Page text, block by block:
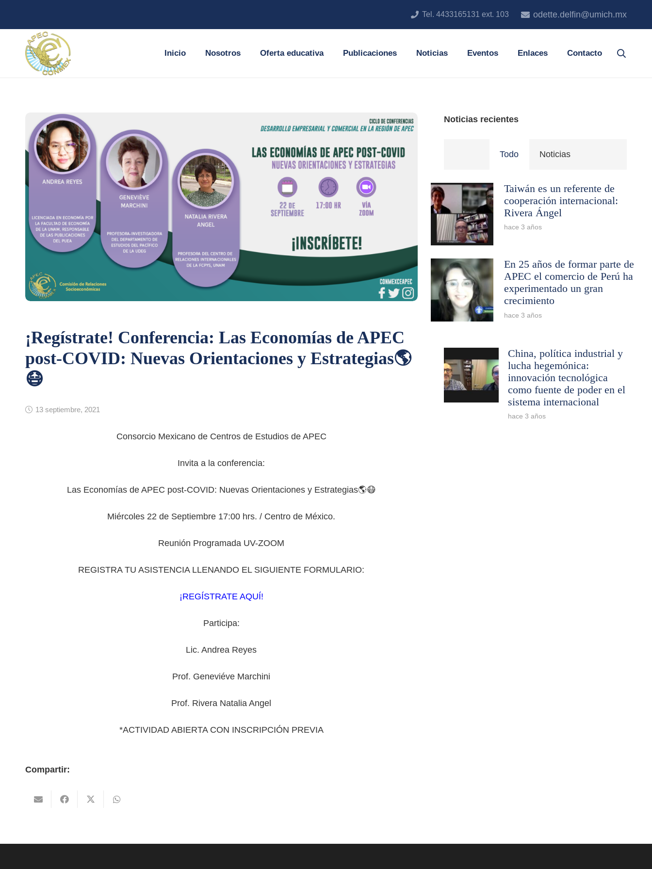
Tel. 4433165131 ext. 103 odette.delfin@umich.mx
Inicio Nosotros Oferta educativa Publicaciones Noticias Eventos Enlaces Contacto
¡Regístrate! Conferencia: Las Economías de APEC
post-COVID: Nuevas Orientaciones y Estrategias🌎
😷
13 septiembre, 2021
Consorcio Mexicano de Centros de Estudios de APEC
Invita a la conferencia:
Las Economías de APEC post-COVID: Nuevas Orientaciones y Estrategias🌎😷
Miércoles 22 de Septiembre 17:00 hrs. / Centro de México.
Reunión Programada UV-ZOOM
REGISTRA TU ASISTENCIA LLENANDO EL SIGUIENTE FORMULARIO:
¡REGÍSTRATE AQUÍ!
Participa:
Lic. Andrea Reyes
Prof. Geneviéve Marchini
Prof. Rivera Natalia Angel
*ACTIVIDAD ABIERTA CON INSCRIPCIÓN PREVIA
Compartir:
Noticias recientes
Todo Noticias
Taiwán es un referente de
cooperación internacional:
Rivera Ángel
hace 3 años
En 25 años de formar parte de
APEC el comercio de Perú ha
experimentado un gran
crecimiento
hace 3 años
China, política industrial y
lucha hegemónica:
innovación tecnológica
como fuente de poder en el
sistema internacional
hace 3 años